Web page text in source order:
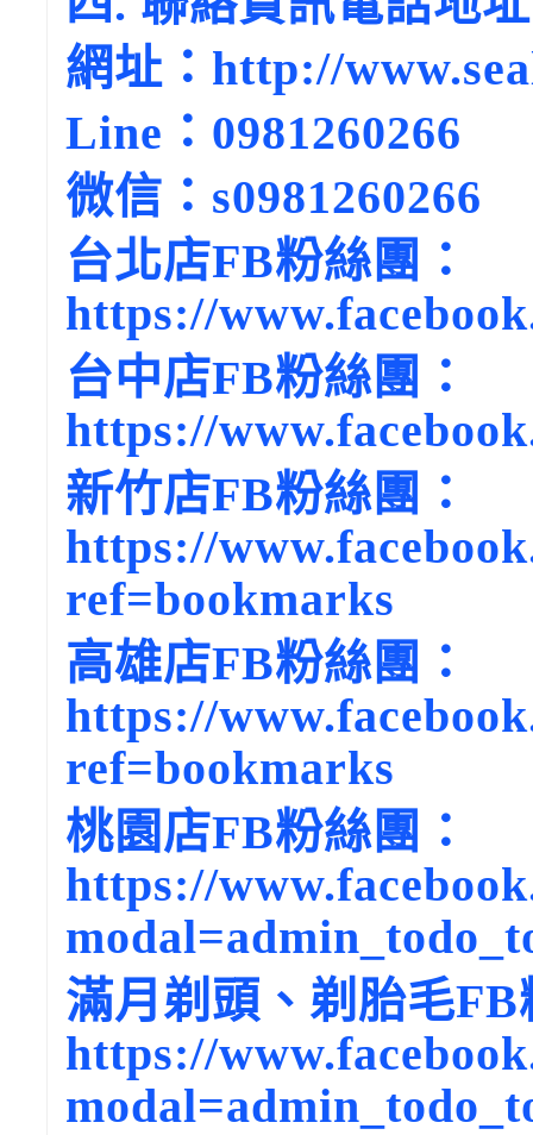
網址：http://
Line：0981260266
微信：s0981260266
台北店FB粉絲團：
https://
台中店FB粉絲團：
https://
新竹店FB粉絲團：
https://
ref=bookmarks
高雄店FB粉絲團：
https://
ref=bookmarks
桃園店FB粉絲團：
https://
滿月剃頭、剃胎毛
https://